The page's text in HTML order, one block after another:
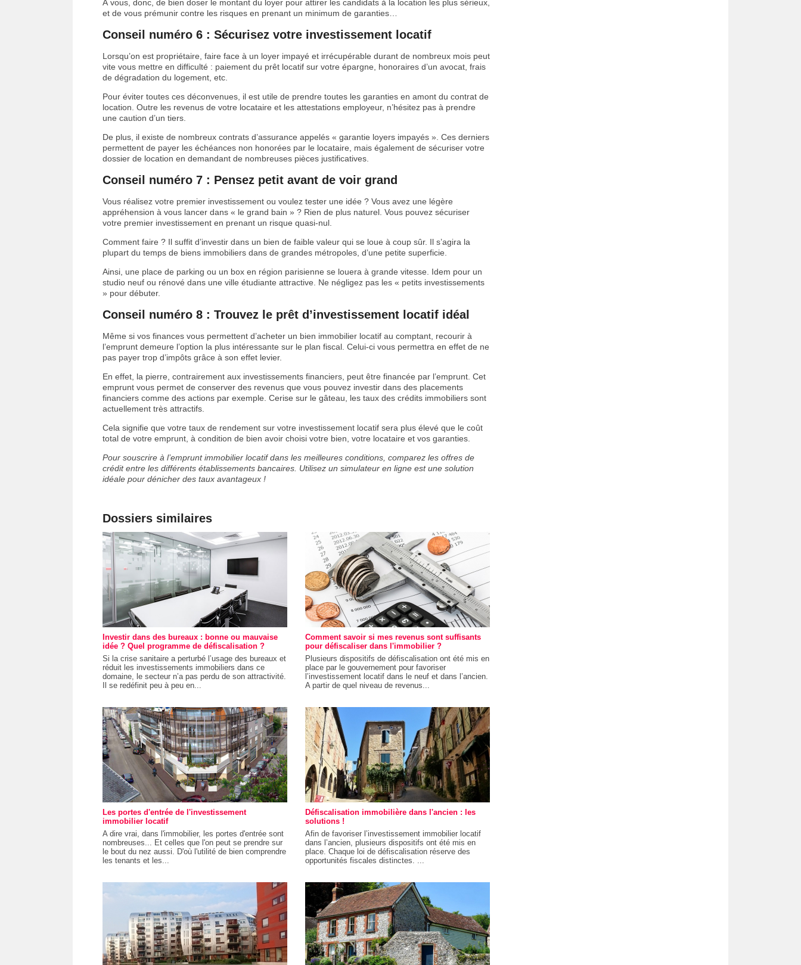
À vous, donc, de bien doser le montant du loyer pour attirer les candidats à la location les plus sérieux,
et de vous prémunir contre les risques en prenant un minimum de garanties…
Conseil numéro 6 : Sécurisez votre investissement locatif
Lorsqu’on est propriétaire, faire face à un loyer impayé et irrécupérable durant de nombreux mois peut
vite vous mettre en difficulté : paiement du prêt locatif sur votre épargne, honoraires d’un avocat, frais
de dégradation du logement, etc.
Pour éviter toutes ces déconvenues, il est utile de prendre toutes les garanties en amont du contrat de
location. Outre les revenus de votre locataire et les attestations employeur, n’hésitez pas à prendre
une caution d’un tiers.
De plus, il existe de nombreux contrats d’assurance appelés « garantie loyers impayés ». Ces derniers
permettent de payer les échéances non honorées par le locataire, mais également de sécuriser votre
dossier de location en demandant de nombreuses pièces justificatives.
Conseil numéro 7 : Pensez petit avant de voir grand
Vous réalisez votre premier investissement ou voulez tester une idée ? Vous avez une légère
appréhension à vous lancer dans « le grand bain » ? Rien de plus naturel. Vous pouvez sécuriser
votre premier investissement en prenant un risque quasi-nul.
Comment faire ? Il suffit d’investir dans un bien de faible valeur qui se loue à coup sûr. Il s’agira la
plupart du temps de biens immobiliers dans de grandes métropoles, d’une petite superficie.
Ainsi, une place de parking ou un box en région parisienne se louera à grande vitesse. Idem pour un
studio neuf ou rénové dans une ville étudiante attractive. Ne négligez pas les « petits investissements
» pour débuter.
Conseil numéro 8 : Trouvez le prêt d’investissement locatif idéal
Même si vos finances vous permettent d’acheter un bien immobilier locatif au comptant, recourir à
l’emprunt demeure l’option la plus intéressante sur le plan fiscal. Celui-ci vous permettra en effet de ne
pas payer trop d’impôts grâce à son effet levier.
En effet, la pierre, contrairement aux investissements financiers, peut être financée par l’emprunt. Cet
emprunt vous permet de conserver des revenus que vous pouvez investir dans des placements
financiers comme des actions par exemple. Cerise sur le gâteau, les taux des crédits immobiliers sont
actuellement très attractifs.
Cela signifie que votre taux de rendement sur votre investissement locatif sera plus élevé que le coût
total de votre emprunt, à condition de bien avoir choisi votre bien, votre locataire et vos garanties.
Pour souscrire à l’emprunt immobilier locatif dans les meilleures conditions, comparez les offres de
crédit entre les différents établissements bancaires. Utilisez un simulateur en ligne est une solution
idéale pour dénicher des taux avantageux !
Dossiers similaires
Investir dans des bureaux : bonne ou mauvaise
idée ? Quel programme de défiscalisation ?
Si la crise sanitaire a perturbé l’usage des bureaux et
réduit les investissements immobiliers dans ce
domaine, le secteur n’a pas perdu de son attractivité.
Il se redéfinit peu à peu en...
Comment savoir si mes revenus sont suffisants
pour défiscaliser dans l'immobilier ?
Plusieurs dispositifs de défiscalisation ont été mis en
place par le gouvernement pour favoriser
l’investissement locatif dans le neuf et dans l’ancien.
A partir de quel niveau de revenus...
Les portes d'entrée de l'investissement
immobilier locatif
A dire vrai, dans l'immobilier, les portes d'entrée sont
nombreuses... Et celles que l'on peut se prendre sur
le bout du nez aussi. D'où l'utilité de bien comprendre
les tenants et les...
Défiscalisation immobilière dans l'ancien : les
solutions !
Afin de favoriser l’investissement immobilier locatif
dans l’ancien, plusieurs dispositifs ont été mis en
place. Chaque loi de défiscalisation réserve des
opportunités fiscales distinctes. ...